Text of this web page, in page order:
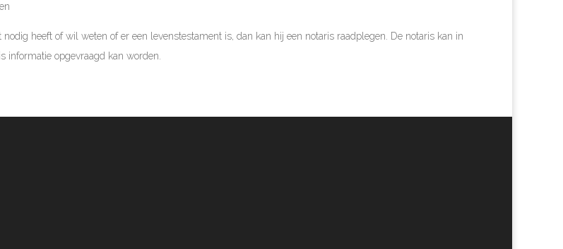
heeft of wil weten of er een levenstestament is, dan kan hij een notaris raadplegen. De notaris kan in
informatie opgevraagd kan worden.